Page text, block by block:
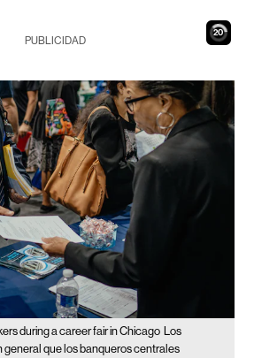
19
PUBLICIDAD
during a career fair in Chicago
Los
general que los banqueros centrales